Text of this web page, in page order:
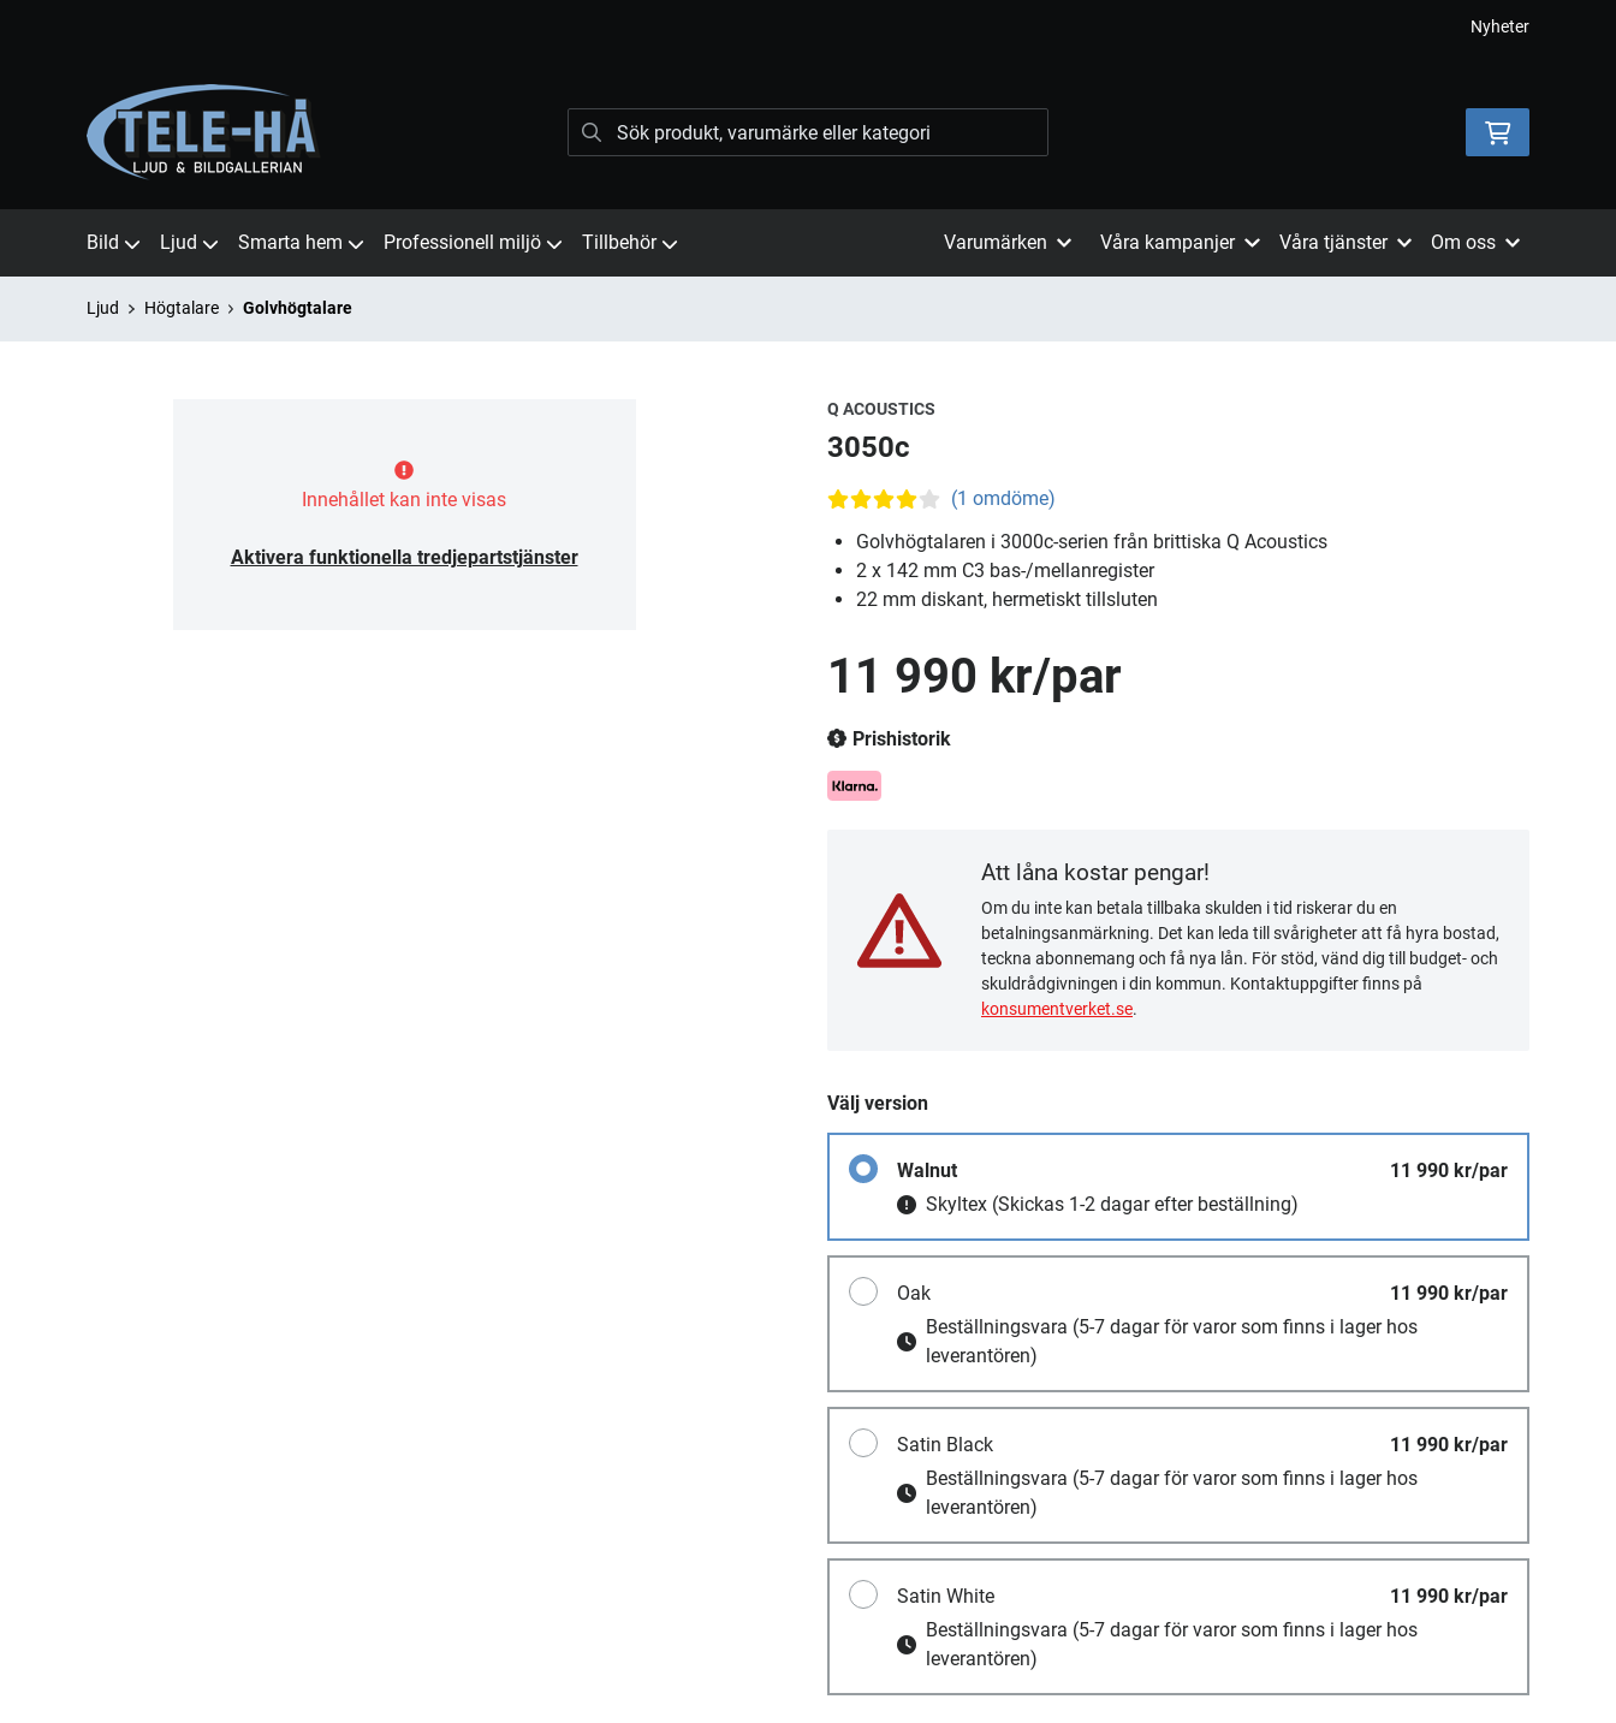
Nyheter
Bild Ljud Smarta hem Professionell miljö Tillbehör Varumärken Våra kampanjer Våra tjänster Om oss
Ljud Högtalare Golvhögtalare
Innehållet kan inte visas
Aktivera funktionella tredjepartstjänster
Q ACOUSTICS
3050c
(1 omdöme)
Golvhögtalaren i 3000c-serien från brittiska Q Acoustics
2 x 142 mm C3 bas-/mellanregister
22 mm diskant, hermetiskt tillsluten
11 990 kr/par
Prishistorik
Att låna kostar pengar!
Om du inte kan betala tillbaka skulden i tid riskerar du en
betalningsanmärkning. Det kan leda till svårigheter att få hyra bostad,
teckna abonnemang och få nya lån. För stöd, vänd dig till budget- och
skuldrådgivningen i din kommun. Kontaktuppgifter finns på
konsumentverket.se.
Välj version
Walnut
11 990 kr/par
Skyltex (Skickas 1-2 dagar efter beställning)
Oak
11 990 kr/par
Beställningsvara (5-7 dagar för varor som finns i lager hos
leverantören)
Satin Black
11 990 kr/par
Beställningsvara (5-7 dagar för varor som finns i lager hos
leverantören)
Satin White
11 990 kr/par
Beställningsvara (5-7 dagar för varor som finns i lager hos
leverantören)